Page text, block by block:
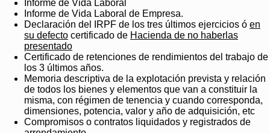
Informe de Vida Laboral
Informe de Vida Laboral de Empresa.
Declaración del IRPF de los tres últimos ejercicios ó en
su defecto certificado de Hacienda de no haberlas
presentado
Certificado de retenciones de rendimientos del trabajo de
los 3 últimos años.
Memoria descriptiva de la explotación prevista y relación
de todos los bienes y elementos que van a constituir la
misma, con régimen de tenencia y cuando corresponda,
dimensiones, potencia, valor y año de adquisición, etc
Compromisos o contratos liquidados y registrados de